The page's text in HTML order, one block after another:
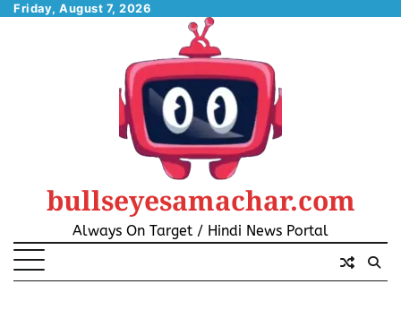
SkipFriday, August 7, 2026
bullseyesamachar.com
Always On Target / Hindi News Portal